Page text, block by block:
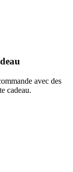
avec des
cadeau.